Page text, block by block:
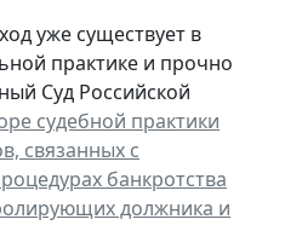
уже существует в
практике и прочно
Суд Российской
судебной практики
связанных с
банкротства
должника и